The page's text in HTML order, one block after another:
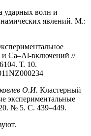
ударных волн и
явлений. М.:
и Ca–Al-включений //
Т. 10.
О.И. Кластерный
экспериментальные
№ 5. С. 439–449.